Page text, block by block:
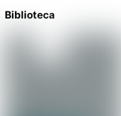
Biblioteca